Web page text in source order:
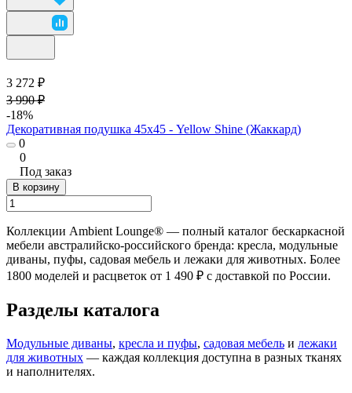
3 272 ₽
3 990 ₽
-18%
Декоративная подушка 45х45 - Yellow Shine (Жаккард)
0
0
Под заказ
В корзину
Коллекции Ambient Lounge® — полный каталог бескаркасной
мебели австралийско-российского бренда: кресла, модульные
диваны, пуфы, садовая мебель и лежаки для животных. Более
1800 моделей и расцветок от 1 490 ₽ с доставкой по России.
Разделы каталога
Модульные диваны, кресла и пуфы, садовая мебель и лежаки
для животных — каждая коллекция доступна в разных тканях
и наполнителях.